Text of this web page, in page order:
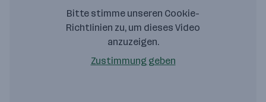
Bitte stimme unseren Cookie-
Richtlinien zu, um dieses Video
anzuzeigen.
Zustimmung geben